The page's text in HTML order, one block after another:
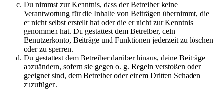
Du nimmst zur Kenntnis, dass der Betreiber keine
Verantwortung für die Inhalte von Beiträgen übernimmt, die
er nicht selbst erstellt hat oder die er nicht zur Kenntnis
genommen hat. Du gestattest dem Betreiber, dein
Benutzerkonto, Beiträge und Funktionen jederzeit zu löschen
oder zu sperren.
Du gestattest dem Betreiber darüber hinaus, deine Beiträge
abzuändern, sofern sie gegen o. g. Regeln verstoßen oder
geeignet sind, dem Betreiber oder einem Dritten Schaden
zuzufügen.